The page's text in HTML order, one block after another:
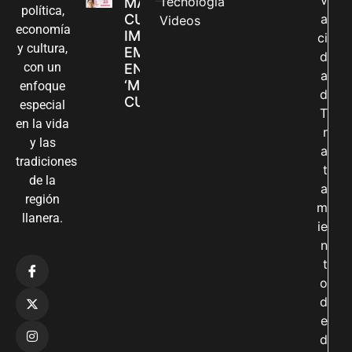
política,
economía
y cultura,
con un
enfoque
especial
en la vida
y las
tradiciones
de la
región
llanera.
CUIDADORAS
IMPULSAN SUS
EMPRENDIMIENTOS
EN LA FERIA
‘MANOS QUE
CUIDAN Y CREAN’
Videos
a
ci
d
a
d
T
r
a
t
a
m
ie
n
t
o
d
e
d